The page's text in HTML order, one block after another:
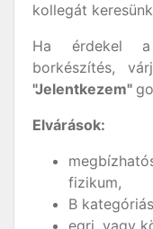
kollegát
Ha érdekel a
borkészítés,
"Jelentkezem"
Elvárások:
fizikum,
B
egri, vagy